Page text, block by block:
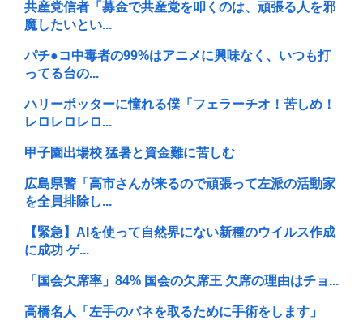
共産党信者「募金で共産党を叩くのは、頑張る人を邪
魔したいとい...
パチ●コ中毒者の99%はアニメに興味なく、いつも打
ってる台の...
ハリーポッターに憧れる僕「フェラーチオ！苦しめ！
レロレロレロ...
甲子園出場校 猛暑と資金難に苦しむ
広島県警「高市さんが来るので頑張って左派の活動家
を全員排除し...
【緊急】AIを使って自然界にない新種のウイルス作成
に成功 ゲ...
「国会欠席率」84% 国会の欠席王 欠席の理由はチョ...
高橋名人「左手のバネを取るために手術をします」